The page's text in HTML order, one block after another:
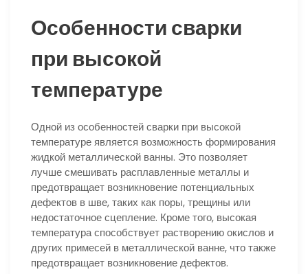
Особенности сварки
при высокой
температуре
Одной из особенностей сварки при высокой
температуре является возможность формирования
жидкой металлической ванны. Это позволяет
лучше смешивать расплавленные металлы и
предотвращает возникновение потенциальных
дефектов в шве, таких как поры, трещины или
недостаточное сцепление. Кроме того, высокая
температура способствует растворению окислов и
других примесей в металлической ванне, что также
предотвращает возникновение дефектов.